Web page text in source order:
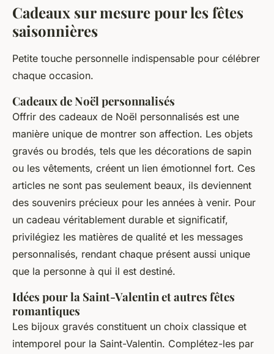
Cadeaux sur mesure pour les fêtes
saisonnières
Petite touche personnelle indispensable pour célébrer
chaque occasion.
Cadeaux de Noël personnalisés
Offrir des cadeaux de Noël personnalisés est une
manière unique de montrer son affection. Les objets
gravés ou brodés, tels que les décorations de sapin
ou les vêtements, créent un lien émotionnel fort. Ces
articles ne sont pas seulement beaux, ils deviennent
des souvenirs précieux pour les années à venir. Pour
un cadeau véritablement durable et significatif,
privilégiez les matières de qualité et les messages
personnalisés, rendant chaque présent aussi unique
que la personne à qui il est destiné.
Idées pour la Saint-Valentin et autres fêtes
romantiques
Les bijoux gravés constituent un choix classique et
intemporel pour la Saint-Valentin. Complétez-les par